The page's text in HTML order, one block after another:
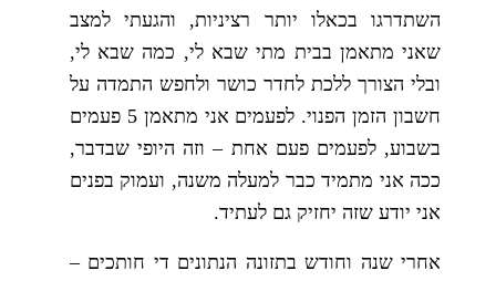
השתדרגו בכאלו יותר רציניות, והגעתי למצב
שאני מתאמן בבית מתי שבא לי, כמה שבא לי,
ובלי הצורך ללכת לחדר כושר ולחפש התמדה על
חשבון הזמן הפנוי. לפעמים אני מתאמן 5 פעמים
בשבוע, לפעמים פעם אחת – וזה היופי שבדבר,
ככה אני מתמיד כבר למעלה משנה, ועמוק בפנים
אני יודע שזה יחזיק גם לעתיד.
אחרי שנה וחודש בתזונה הנתונים די חותכים –